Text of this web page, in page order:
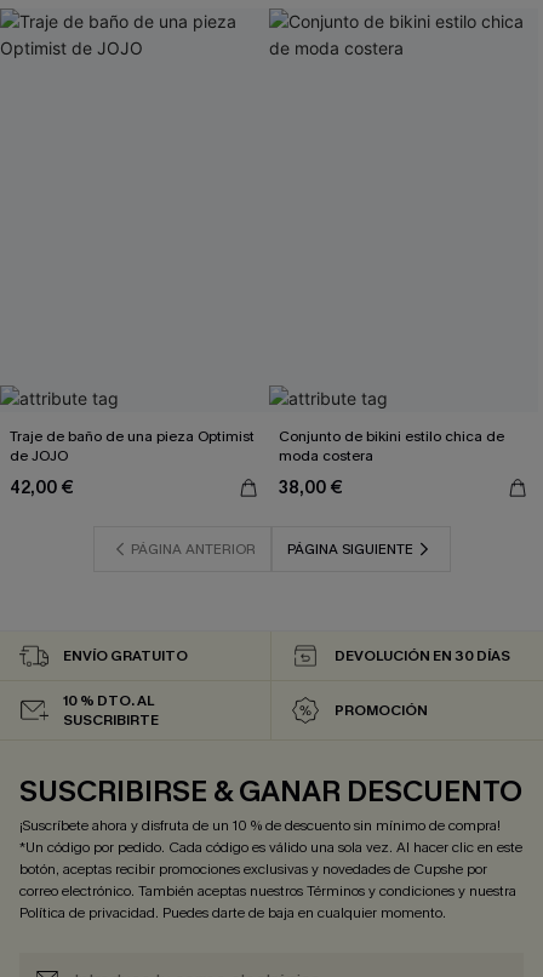
Traje de baño de una pieza Optimist
de JOJO
42,00 €
Conjunto de bikini estilo chica de
moda costera
38,00 €
PÁGINA ANTERIOR PÁGINA SIGUIENTE
ENVÍO GRATUITO DEVOLUCIÓN EN 30 DÍAS
10 % DTO. AL
SUSCRIBIRTE
PROMOCIÓN
SUSCRIBIRSE & GANAR DESCUENTO
¡Suscríbete ahora y disfruta de un 10 % de descuento sin mínimo de compra!
*Un código por pedido. Cada código es válido una sola vez. Al hacer clic en este
botón, aceptas recibir promociones exclusivas y novedades de Cupshe por
correo electrónico. También aceptas nuestrosTérminos y condicionesy nuestra
Política de privacidad. Puedes darte de baja en cualquier momento.